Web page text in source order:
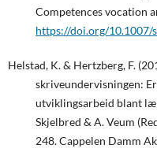
Competences vocation
https://doi.org/10.1007/
Helstad, K. & Hertzberg, F.
skriveundervisningen:
utviklingsarbeid blant
Skjelbred & A. Veum
248. Cappelen Damm